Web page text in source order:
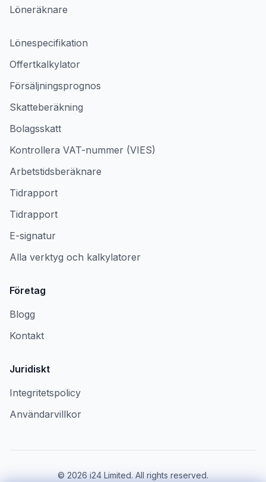
Löneräknare
Lönespecifikation
Offertkalkylator
Försäljningsprognos
Skatteberäkning
Bolagsskatt
Kontrollera VAT-nummer (VIES)
Arbetstidsberäknare
Tidrapport
Tidrapport
E-signatur
Alla verktyg och kalkylatorer
Företag
Blogg
Kontakt
Juridiskt
Integritetspolicy
Användarvillkor
© 2026 i24 Limited. All rights reserved.